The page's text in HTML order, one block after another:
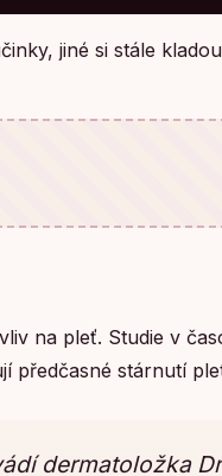
jiné si stále
na pleť. Studie v
předčasné stárnutí
dermatoložka